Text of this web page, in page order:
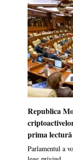
Republica
prima lectură
Parlamentul a